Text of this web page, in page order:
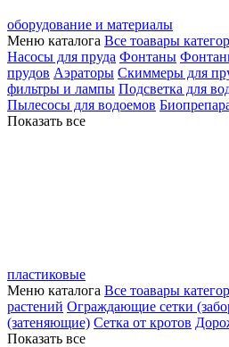
оборудование и материалы
Меню каталога Все тоавары
Насосы для пруда Фонтаны
прудов Аэраторы Скиммеры для
фильтры и лампы Подсветка для
Пылесосы для водоемов
Показать все
пластиковые
Меню каталога Все тоавары
растений Ограждающие сетки
(затеняющие) Сетка от кротов
Показать все